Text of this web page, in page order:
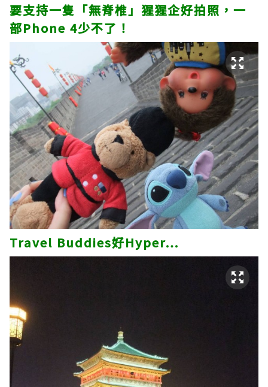
要支持一隻「無脊椎」猩猩企好拍照，一
部Phone 4少不了！
Travel Buddies好Hyper…